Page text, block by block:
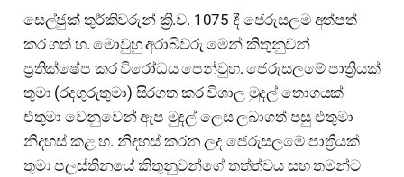
සෙල්ජුක් තුර්කිවරුන් ක්‍රි.ව. 1075 දී ජෙරුසලම අත්පත්
කර ගත් හ. මොවුහු අරාබිවරු මෙන් කිතුනුවන්
ප්‍රතික්ෂේප කර විරෝධය පෙන්වුහ. ජෙරුසලමේ පාත්‍රියක්
තුමා (රදගුරුතුමා) සිරගත කර විශාල මුදල් තොගයක්
එතුමා වෙනුවෙන් ඇප මුදල් ලෙස ලබාගත් පසු එතුමා
නිදහස් කළ හ. නිදහස් කරන ලද ජෙරුසලමේ පාත්‍රියක්
තුමා පලස්තීනයේ කිතුනුවන්ගේ තත්ත්වය සහ තමන්ට